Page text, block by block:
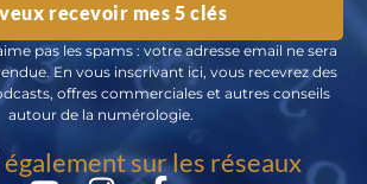
recevoir mes 5 clés
pas les spams : votre adresse email ne sera
En vous inscrivant ici, vous recevrez des
offres commerciales et autres conseils
autour de la numérologie.
sur les réseaux